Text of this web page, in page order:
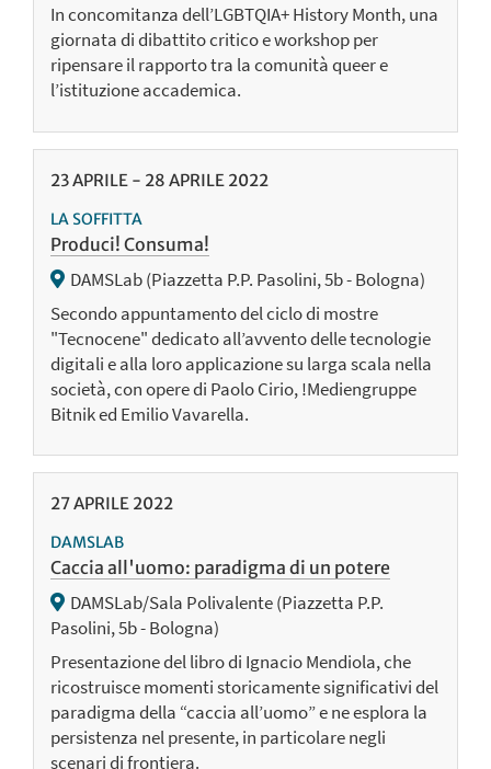
In concomitanza dell’LGBTQIA+ History Month, una
giornata di dibattito critico e workshop per
ripensare il rapporto tra la comunità queer e
l’istituzione accademica.
23APRILE - 28 APRILE 2022
LA SOFFITTA
Produci! Consuma!
DAMSLab (Piazzetta P.P. Pasolini, 5b - Bologna)
Secondo appuntamento del ciclo di mostre
"Tecnocene" dedicato all’avvento delle tecnologie
digitali e alla loro applicazione su larga scala nella
società, con opere di Paolo Cirio, !Mediengruppe
Bitnik ed Emilio Vavarella.
27APRILE 2022
DAMSLAB
Caccia all'uomo: paradigma di un potere
DAMSLab/Sala Polivalente (Piazzetta P.P.
Pasolini, 5b - Bologna)
Presentazione del libro di Ignacio Mendiola, che
ricostruisce momenti storicamente significativi del
paradigma della “caccia all’uomo” e ne esplora la
persistenza nel presente, in particolare negli
scenari di frontiera.